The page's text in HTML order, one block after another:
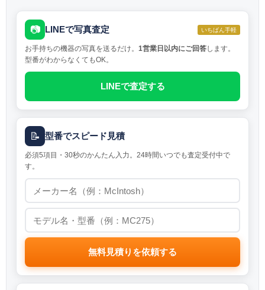
📷 LINEで写真査定 いちばん手軽
お手持ちの機器の写真を送るだけ。 1営業日以内にご回答します。
型番がわからなくてもOK。
LINEで査定する
📝 型番でスピード見積
必須5項目・30秒のかんたん入力。24時間いつでも査定受付中で
す。
無料見積りを依頼する